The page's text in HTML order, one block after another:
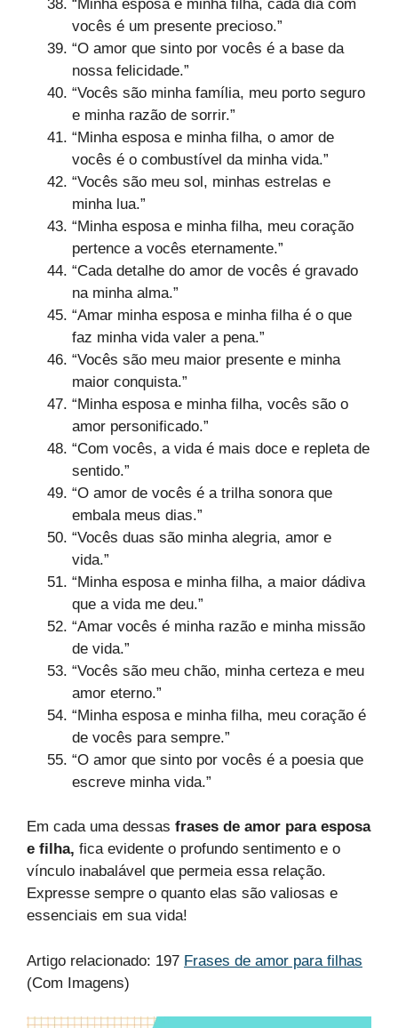
“Minha esposa e minha filha, cada dia com
vocês é um presente precioso.”
“O amor que sinto por vocês é a base da
nossa felicidade.”
“Vocês são minha família, meu porto seguro
e minha razão de sorrir.”
“Minha esposa e minha filha, o amor de
vocês é o combustível da minha vida.”
“Vocês são meu sol, minhas estrelas e
minha lua.”
“Minha esposa e minha filha, meu coração
pertence a vocês eternamente.”
“Cada detalhe do amor de vocês é gravado
na minha alma.”
“Amar minha esposa e minha filha é o que
faz minha vida valer a pena.”
“Vocês são meu maior presente e minha
maior conquista.”
“Minha esposa e minha filha, vocês são o
amor personificado.”
“Com vocês, a vida é mais doce e repleta de
sentido.”
“O amor de vocês é a trilha sonora que
embala meus dias.”
“Vocês duas são minha alegria, amor e
vida.”
“Minha esposa e minha filha, a maior dádiva
que a vida me deu.”
“Amar vocês é minha razão e minha missão
de vida.”
“Vocês são meu chão, minha certeza e meu
amor eterno.”
“Minha esposa e minha filha, meu coração é
de vocês para sempre.”
“O amor que sinto por vocês é a poesia que
escreve minha vida.”
Em cada uma dessas frases de amor para esposa
e filha, fica evidente o profundo sentimento e o
vínculo inabalável que permeia essa relação.
Expresse sempre o quanto elas são valiosas e
essenciais em sua vida!
Artigo relacionado: 197 Frases de amor para filhas
(Com Imagens)